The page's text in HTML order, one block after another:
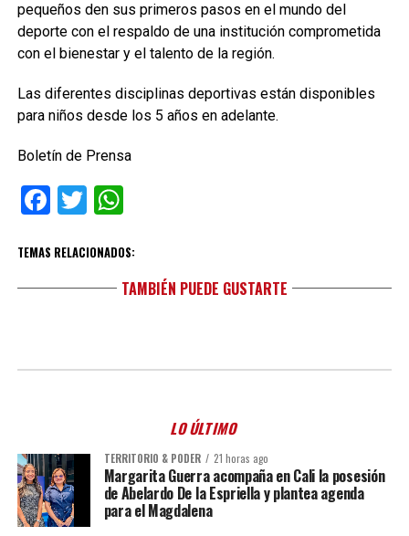
pequeños den sus primeros pasos en el mundo del
deporte con el respaldo de una institución comprometida
con el bienestar y el talento de la región.
Las diferentes disciplinas deportivas están disponibles
para niños desde los 5 años en adelante.
Boletín de Prensa
Facebook
TwitterWhatsApp
TEMAS RELACIONADOS:
TAMBIÉN PUEDE GUSTARTE
LO ÚLTIMO
TERRITORIO & PODER 21 horas ago
Margarita Guerra acompaña en Cali la posesión
de Abelardo De la Espriella y plantea agenda
para el Magdalena